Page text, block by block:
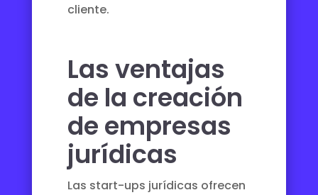
cliente.
Las ventajas
de la creación
de empresas
jurídicas
Las start-ups jurídicas ofrecen